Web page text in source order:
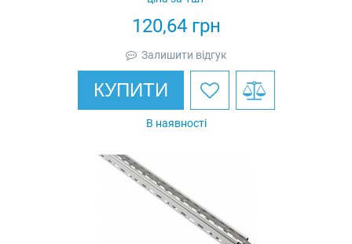
120,64грн
Залишити відгук
КУПИТИ
В наявності